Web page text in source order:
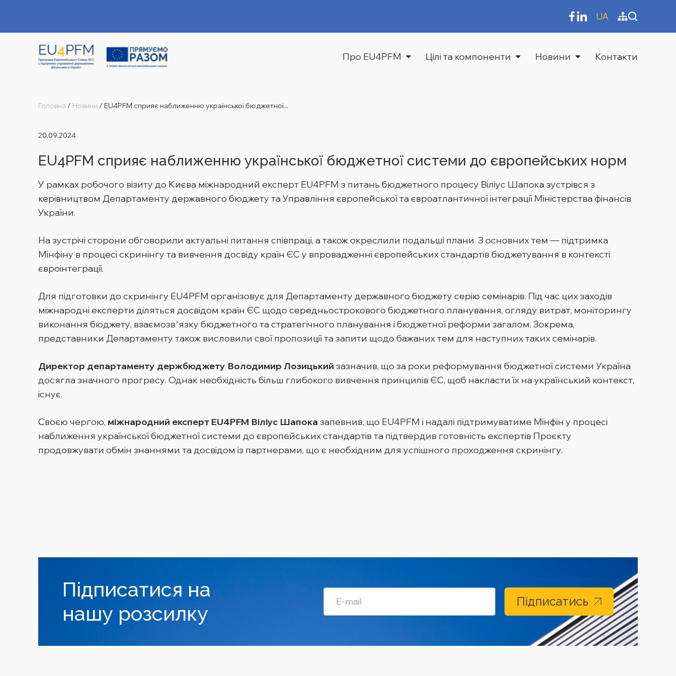
UA
Про EU4PFM Цілі та компоненти Новини Контакти
Головна / Новини / EU4PFM сприяє наближенню української бюджетної...
20.09.2024
EU4PFM сприяє наближенню української бюджетної системи до європейських норм
У рамках робочого візиту до Києва міжнародний експерт EU4PFM з питань бюджетного процесу Віліус Шапока зустрівся з
керівництвом Департаменту державного бюджету та Управління європейської та євроатлантичної інтеграції Міністерства фінансів
України.
На зустрічі сторони обговорили актуальні питання співпраці, а також окреслили подальші плани. З основних тем — підтримка
Мінфіну в процесі скринінгу та вивчення досвіду країн ЄС у впровадженні європейських стандартів бюджетування в контексті
євроінтеграції.
Для підготовки до скринінгу EU4PFM організовує для Департаменту державного бюджету серію семінарів. Під час цих заходів
міжнародні експерти діляться досвідом країн ЄС щодо середньострокового бюджетного планування, огляду витрат, моніторингу
виконання бюджету, взаємозвʼязку бюджетного та стратегічного планування і бюджетної реформи загалом. Зокрема,
представники Департаменту також висловили свої пропозиції та запити щодо бажаних тем для наступних таких семінарів.
Директор департаменту держбюджету Володимир Лозицький зазначив, що за роки реформування бюджетної системи Україна
досягла значного прогресу. Однак необхідність більш глибокого вивчення принципів ЄС, щоб накласти їх на український контекст,
існує.
Своєю чергою, міжнародний експерт EU4PFM Віліус Шапока запевнив, що EU4PFM і надалі підтримуватиме Мінфін у процесі
наближення української бюджетної системи до європейських стандартів та підтвердив готовність експертів Проєкту
продовжувати обмін знаннями та досвідом із партнерами, що є необхідним для успішного проходження скринінгу.
Підписатися на
нашу розсилку
Підписатись